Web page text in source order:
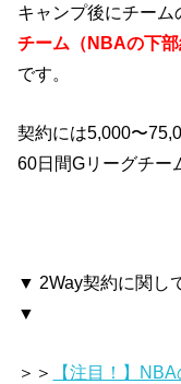
キャンプ後にチー
チーム（NBAの下
です。
契約には5,000〜
60日間Gリーグチー
▼ 2Way契約に関し
▼
＞＞
【注目！】